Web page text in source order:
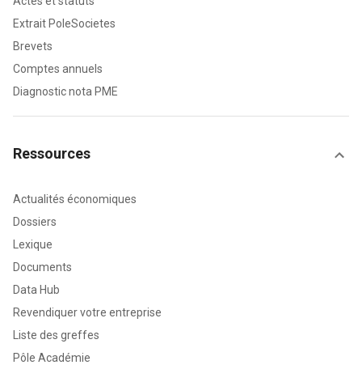
Extrait PoleSocietes
Brevets
Comptes annuels
Diagnostic nota PME
Ressources
Actualités économiques
Dossiers
Lexique
Documents
Data Hub
Revendiquer votre entreprise
Liste des greffes
Pôle Académie